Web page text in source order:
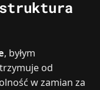
, byłym
od
w zamian za